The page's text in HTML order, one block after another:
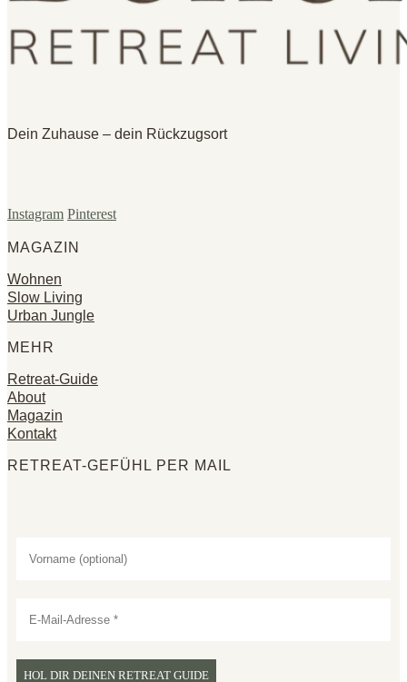
Dein Zuhause – dein Rückzugsort
Instagram Pinterest
MAGAZIN
Wohnen
Slow Living
Urban Jungle
MEHR
Retreat-Guide
About
Magazin
Kontakt
RETREAT-GEFÜHL PER MAIL